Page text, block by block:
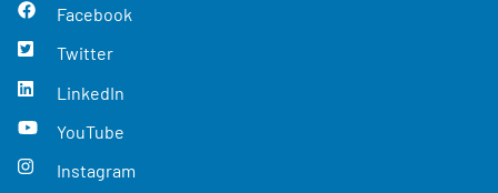
Facebook
Twitter
LinkedIn
YouTube
Instagram